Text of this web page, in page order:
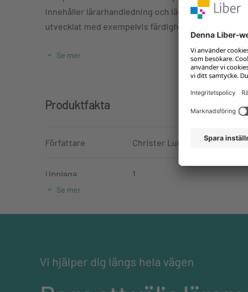
innehåller lärarhandledning och lärarljud, är
utvecklat med exempelvis färdighetsprov.
Se mer
Produktfakta
Författare Christer Lundfall, Ralf
Upplaga 1
Ämne Engelska
Se mer
Vi hjälper dig längs hela vägen